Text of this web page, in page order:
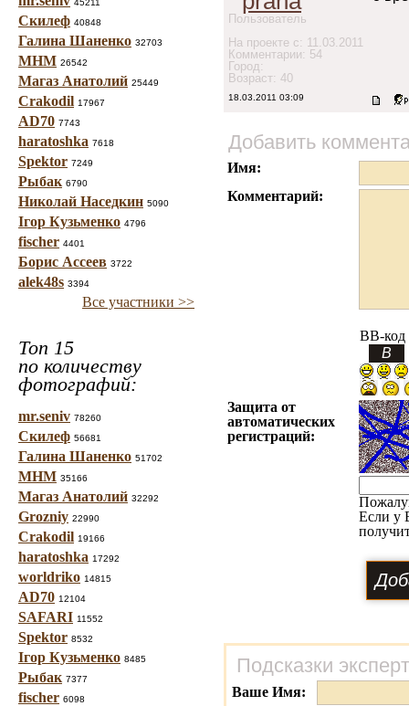
45211
Скилеф 40848
Галина Шаненко 32703
МНМ 26542
Магаз Анатолий 25449
Crakodil 17967
AD70 7743
haratoshka 7618
Spektor 7249
Рыбак 6790
Николай Наседкин 5090
Ігор Кузьменко 4796
fischer 4401
Борис Ассеев 3722
alek48s 3394
Все участники >>
Топ 15
по количеству
фотографий:
mr.seniv 78260
Скилеф 56681
Галина Шаненко 51702
МНМ 35166
Магаз Анатолий 32292
Grozniy 22990
Crakodil 19166
haratoshka 17292
worldriko 14815
AD70 12104
SAFARI 11552
Spektor 8532
Ігор Кузьменко 8485
Рыбак 7377
fischer 6098
Пользователь
На проекте с: 11.03.2011
Комментарии: 54
Город:
Возраст: 40
18.03.2011 03:09
Добавить
Имя:
Комментарий:
BB-код
Защита от
автоматических
регистраций:
Если у
Подсказки
Ваше Имя: